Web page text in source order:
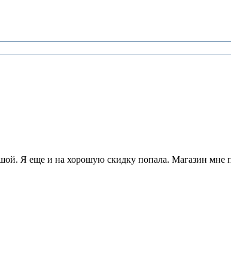
Я еще и на хорошую скидку попала. Магазин мне